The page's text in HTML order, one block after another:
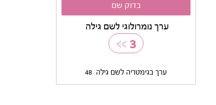
ערך נומרולוגי לשם גילה
3
>>
ערך בגימטריה לשם גילה 48